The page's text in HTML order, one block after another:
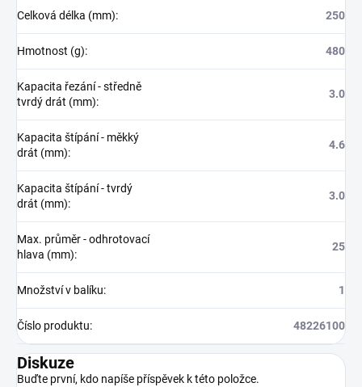
Celková délka (mm): 250
Hmotnost (g): 480
Kapacita řezání - středně
tvrdý drát (mm):
3.0
Kapacita štípání - měkký
drát (mm):
4.6
Kapacita štípání - tvrdý
drát (mm):
3.0
Max. průměr - odhrotovací
hlava (mm):
25
Množství v balíku: 1
Číslo produktu: 48226100
Diskuze
Buďte první, kdo napíše příspěvek k této položce.